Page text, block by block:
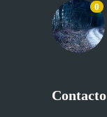
0
Contacto